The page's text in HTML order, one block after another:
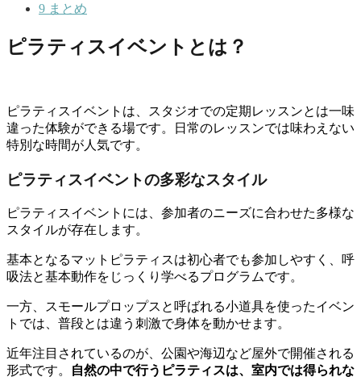
9 まとめ
ピラティスイベントとは？
ピラティスイベントは、スタジオでの定期レッスンとは一味
違った体験ができる場です。日常のレッスンでは味わえない
特別な時間が人気です。
ピラティスイベントの多彩なスタイル
ピラティスイベントには、参加者のニーズに合わせた多様な
スタイルが存在します。
基本となるマットピラティスは初心者でも参加しやすく、呼
吸法と基本動作をじっくり学べるプログラムです。
一方、スモールプロップスと呼ばれる小道具を使ったイベン
トでは、普段とは違う刺激で身体を動かせます。
近年注目されているのが、公園や海辺など屋外で開催される
形式です。
自然の中で行うピラティスは、室内では得られな